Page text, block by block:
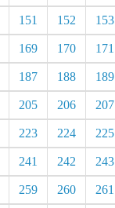
151 152 153
169 170 171
187 188 189
205 206 207
223 224 225
241 242 243
259 260 261